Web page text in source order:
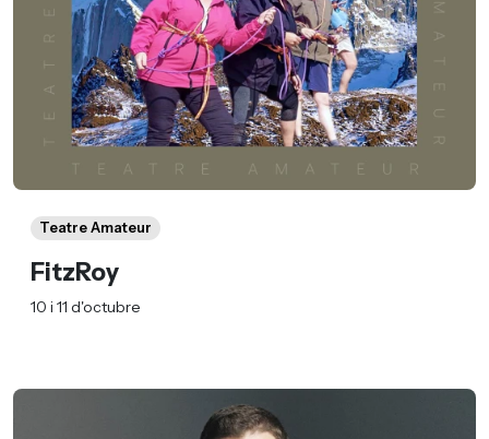
Teatre Amateur
FitzRoy
10 i 11 d'octubre